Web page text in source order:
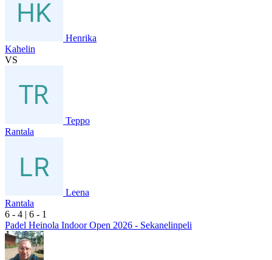
Henrika
Kahelin
VS
Teppo
Rantala
Leena
Rantala
6 - 4 | 6 - 1
Padel Heinola Indoor Open 2026 - Sekanelinpeli